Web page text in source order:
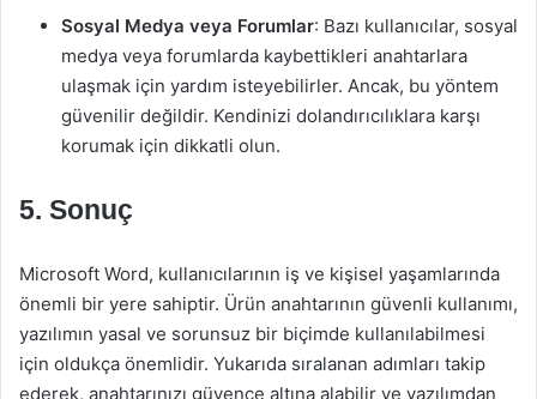
Sosyal Medya veya Forumlar: Bazı kullanıcılar, sosyal
medya veya forumlarda kaybettikleri anahtarlara
ulaşmak için yardım isteyebilirler. Ancak, bu yöntem
güvenilir değildir. Kendinizi dolandırıcılıklara karşı
korumak için dikkatli olun.
5. Sonuç
Microsoft Word, kullanıcılarının iş ve kişisel yaşamlarında
önemli bir yere sahiptir. Ürün anahtarının güvenli kullanımı,
yazılımın yasal ve sorunsuz bir biçimde kullanılabilmesi
için oldukça önemlidir. Yukarıda sıralanan adımları takip
ederek, anahtarınızı güvence altına alabilir ve yazılımdan